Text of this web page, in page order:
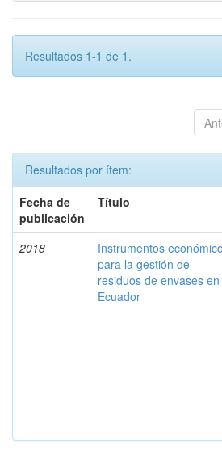
Resultados 1-1 de 1.
Resultados por ítem:
Fecha de
publicación
Título
2018
Instrumentos
para la gestión de
residuos de envases en
Ecuador